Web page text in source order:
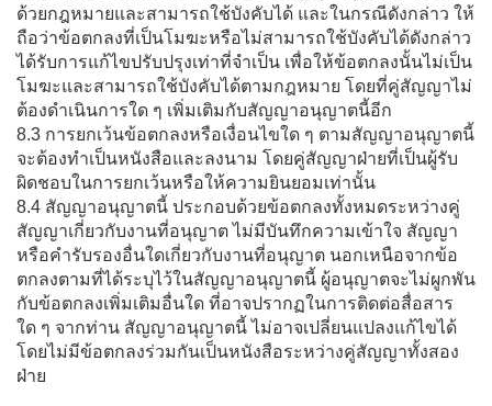
ด้วยกฎหมายและสามารถใช้บังคับได้ และในกรณีดังกล่าว ให้
ถือว่าข้อตกลงที่เป็นโมฆะหรือไม่สามารถใช้บังคับได้ดังกล่าว
ได้รับการแก้ไขปรับปรุงเท่าที่จำเป็น เพื่อให้ข้อตกลงนั้นไม่เป็น
โมฆะและสามารถใช้บังคับได้ตามกฎหมาย โดยที่คู่สัญญาไม่
ต้องดำเนินการใด ๆ เพิ่มเติมกับสัญญาอนุญาตนี้อีก
8.3 การยกเว้นข้อตกลงหรือเงื่อนไขใด ๆ ตามสัญญาอนุญาตนี้
จะต้องทำเป็นหนังสือและลงนาม โดยคู่สัญญาฝ่ายที่เป็นผู้รับ
ผิดชอบในการยกเว้นหรือให้ความยินยอมเท่านั้น
8.4 สัญญาอนุญาตนี้ ประกอบด้วยข้อตกลงทั้งหมดระหว่างคู่
สัญญาเกี่ยวกับงานที่อนุญาต ไม่มีบันทึกความเข้าใจ สัญญา
หรือคำรับรองอื่นใดเกี่ยวกับงานที่อนุญาต นอกเหนือจากข้อ
ตกลงตามที่ได้ระบุไว้ในสัญญาอนุญาตนี้ ผู้อนุญาตจะไม่ผูกพัน
กับข้อตกลงเพิ่มเติมอื่นใด ที่อาจปรากฏในการติดต่อสื่อสาร
ใด ๆ จากท่าน สัญญาอนุญาตนี้ ไม่อาจเปลี่ยนแปลงแก้ไขได้
โดยไม่มีข้อตกลงร่วมกันเป็นหนังสือระหว่างคู่สัญญาทั้งสอง
ฝ่าย